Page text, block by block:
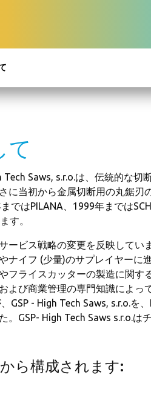
て
Saws, s.r.o.は、伝統的な
に当初から金属切断用の丸鋸刃
ではPILANA、1999年までは
す。
ービス戦略の変更を反映して
ナイフ (少量)のサプレイヤーに
フライスカッターの製造に関す
よび商業管理の専門知識によっ
GSP - High Tech Saws, s.r.o.を
。GSP- High Tech Saws s.r.o.は
ら構成されます: